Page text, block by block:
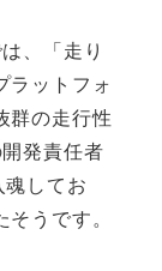
、「走り
ラットフォ
群の走行性
発責任者
してお
うです。